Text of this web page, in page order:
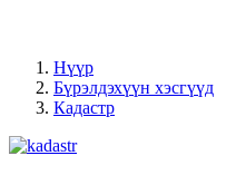
Нүүр
Бүрэлдэхүүн хэсгүүд
Кадастр